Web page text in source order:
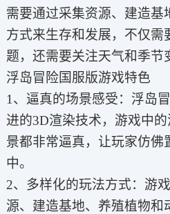
需要通过采集资源、建造基
方式来生存和发展，不仅需
题，还需要关注天气和季节
浮岛冒险国服版游戏特色
1、逼真的场景感受：浮岛
进的3D渲染技术，游戏中
景都非常逼真，让玩家仿佛
中。
2、多样化的玩法方式：游
源、建造基地、养殖植物和